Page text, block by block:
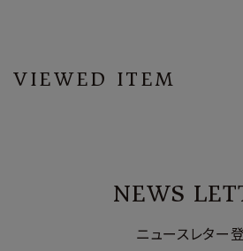
VIEWED ITEM
NEWS
ニュースレター